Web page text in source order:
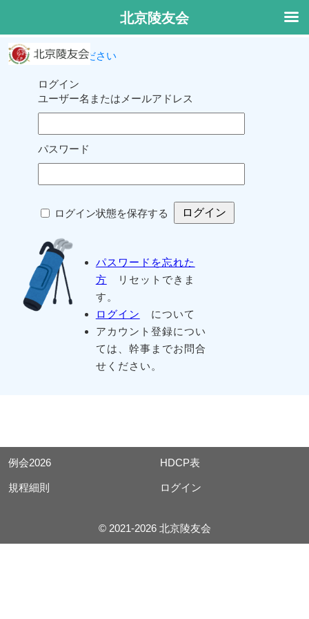
ログインしてください
ログイン
ユーザー名またはメールアドレス
パスワード
ログイン状態を保存する
パスワードを忘れた
方 リセットできま
す。
ログイン
について
アカウント登録につい
ては、幹事までお問合
せください。
例会2026 HDCP表
規程細則 ログイン
© 2021-2026 北京陵友会
北京陵友会